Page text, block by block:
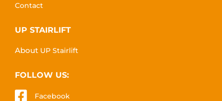
Contact
UP STAIRLIFT
About UP Stairlift
FOLLOW US:
Facebook